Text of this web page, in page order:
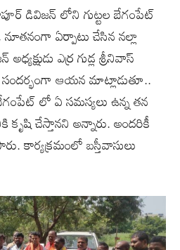
డివిజన్ లోని గుట్టల బేగంపేట్
ఏర్పాటు చేసిన నల్లా
ఎర్ర గుడ్ల శ్రీనివాస్
ఆయన మాట్లాడుతూ..
లో ఏ సమస్యలు ఉన్న తన
కృషి చేస్తానని అన్నారు. అందరికీ
కార్యక్రమంలో బస్తీవాసులు